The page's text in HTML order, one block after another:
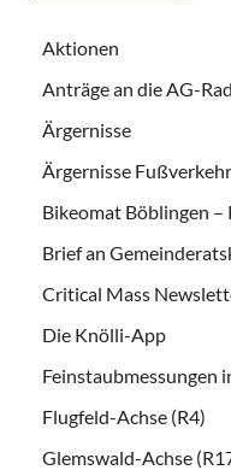
Aktionen
Anträge an die AG-
Ärgernisse
Ärgernisse Fußverkehr
Bikeomat Böblingen –
Brief an
Critical Mass
Die Knölli-App
Feinstaubmessungen
Flugfeld-Achse (R4)
Glemswald-Achse